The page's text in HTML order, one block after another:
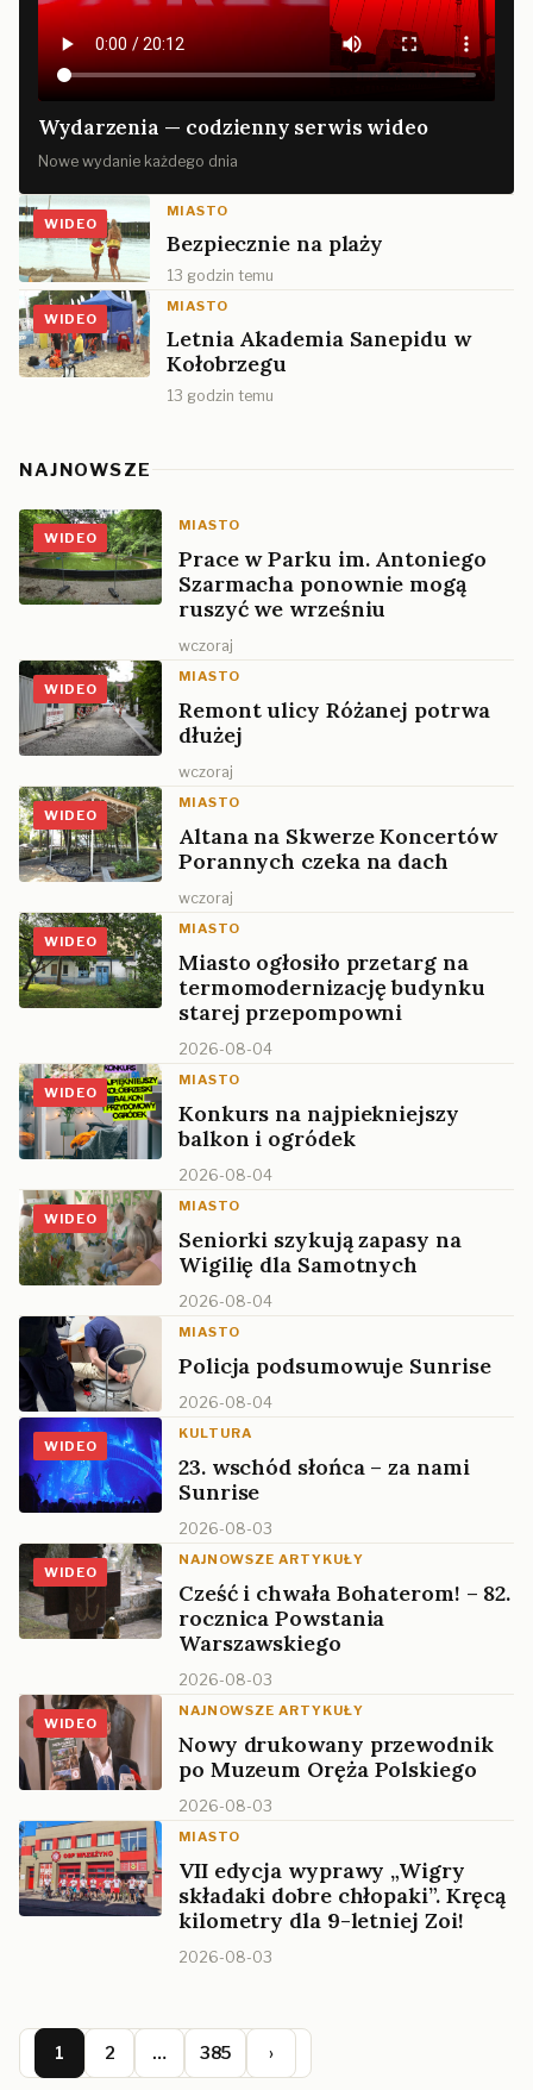
Wydarzenia — codzienny serwis wideo
Nowe wydanie każdego dnia
WIDEO
MIASTO
Bezpiecznie na plaży
13 godzin temu
WIDEO
MIASTO
Letnia Akademia Sanepidu w
Kołobrzegu
13 godzin temu
NAJNOWSZE
WIDEO
MIASTO
Prace w Parku im. Antoniego
Szarmacha ponownie mogą
ruszyć we wrześniu
wczoraj
WIDEO
MIASTO
Remont ulicy Różanej potrwa
dłużej
wczoraj
WIDEO
MIASTO
Altana na Skwerze Koncertów
Porannych czeka na dach
wczoraj
WIDEO
MIASTO
Miasto ogłosiło przetarg na
termomodernizację budynku
starej przepompowni
2026-08-04
WIDEO
MIASTO
Konkurs na najpiekniejszy
balkon i ogródek
2026-08-04
WIDEO
MIASTO
Seniorki szykują zapasy na
Wigilię dla Samotnych
2026-08-04
MIASTO
Policja podsumowuje Sunrise
2026-08-04
WIDEO
KULTURA
23. wschód słońca – za nami
Sunrise
2026-08-03
WIDEO
NAJNOWSZE ARTYKUŁY
Cześć i chwała Bohaterom! – 82.
rocznica Powstania
Warszawskiego
2026-08-03
WIDEO
NAJNOWSZE ARTYKUŁY
Nowy drukowany przewodnik
po Muzeum Oręża Polskiego
2026-08-03
MIASTO
VII edycja wyprawy „Wigry
składaki dobre chłopaki”. Kręcą
kilometry dla 9-letniej Zoi!
2026-08-03
1 2 … 385 ›